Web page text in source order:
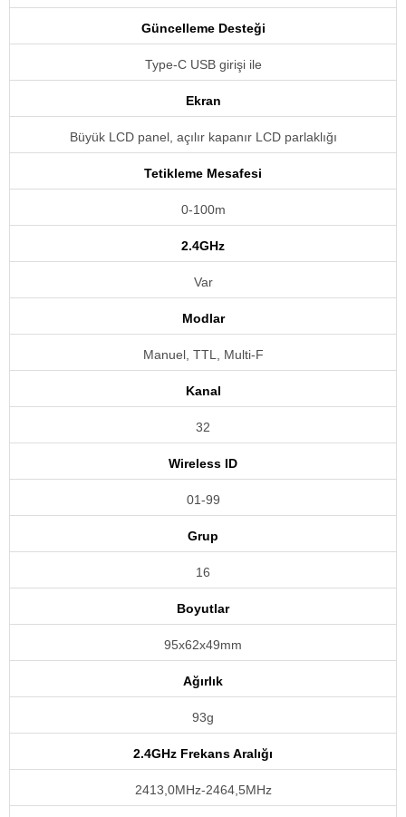
Güncelleme Desteği
Type-C USB girişi ile
Ekran
Büyük LCD panel, açılır kapanır LCD parlaklığı
Tetikleme Mesafesi
0-100m
2.4GHz
Var
Modlar
Manuel, TTL, Multi-F
Kanal
32
Wireless ID
01-99
Grup
16
Boyutlar
95x62x49mm
Ağırlık
93g
2.4GHz Frekans Aralığı
2413,0MHz-2464,5MHz